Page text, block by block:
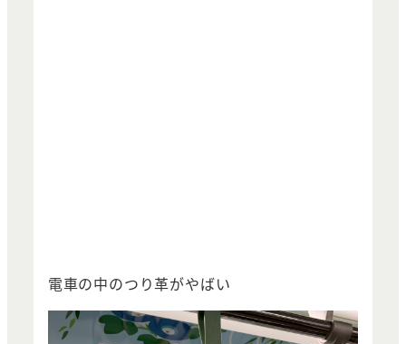
電車の中のつり革がやばい